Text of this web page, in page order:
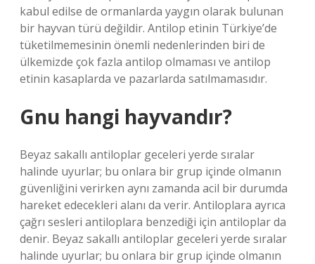
kabul edilse de ormanlarda yaygın olarak bulunan
bir hayvan türü değildir. Antilop etinin Türkiye’de
tüketilmemesinin önemli nedenlerinden biri de
ülkemizde çok fazla antilop olmaması ve antilop
etinin kasaplarda ve pazarlarda satılmamasıdır.
Gnu hangi hayvandır?
Beyaz sakallı antiloplar geceleri yerde sıralar
halinde uyurlar; bu onlara bir grup içinde olmanın
güvenliğini verirken aynı zamanda acil bir durumda
hareket edecekleri alanı da verir. Antiloplara ayrıca
çağrı sesleri antiloplara benzediği için antiloplar da
denir. Beyaz sakallı antiloplar geceleri yerde sıralar
halinde uyurlar; bu onlara bir grup içinde olmanın